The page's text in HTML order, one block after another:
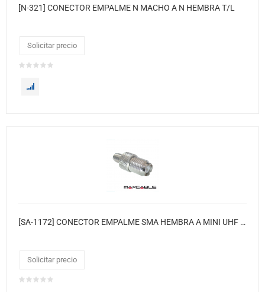
[N-321] CONECTOR EMPALME N MACHO A N HEMBRA T/L
Solicitar precio
[SA-1172] CONECTOR EMPALME SMA HEMBRA A MINI UHF HEMBRA
Solicitar precio